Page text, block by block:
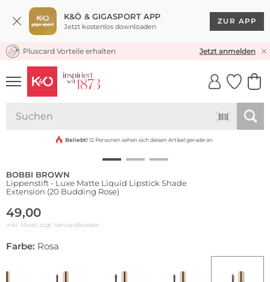
K&Ö & GIGASPORT APP
Jetzt kostenlos downloaden
ZUR APP
KOSTENLOSER VERSAND* & RÜCKVERSAND
Pluscard Vorteile erhalten Jetzt anmelden
UNSERE APP
CLICK &
Beliebt! 12 Personen sehen sich diesen Artikel gerade an
BOBBI BROWN
Lippenstift - Luxe Matte Liquid Lipstick Shade
Extension (20 Budding Rose)
49,00
inkl. Mwst zzgl. Versandkosten
Farbe: Rosa